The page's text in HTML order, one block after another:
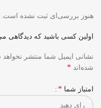
هنوز بررسی‌ای ثبت نشده است.
اولین کسی باشید که
نشانی ایمیل شما منتشر نخواهد
شده‌اند *
امتیاز شما *